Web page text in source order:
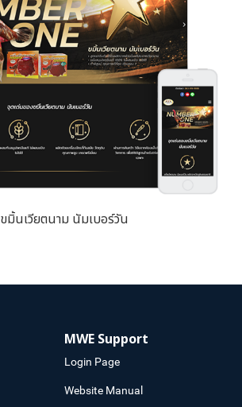
ขมิ้นเวียตนาม นัมเบอร์วัน
MWE Support
Login Page
Website Manual